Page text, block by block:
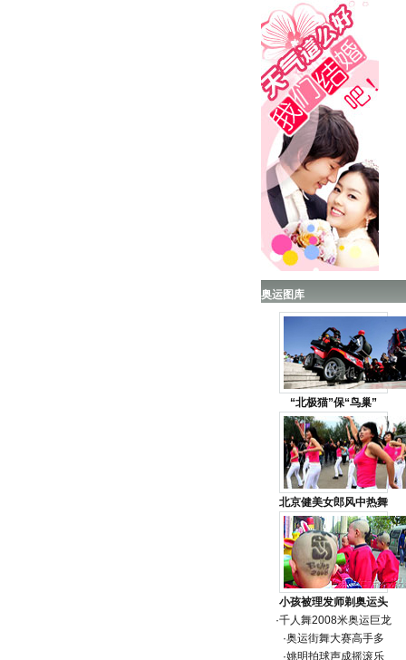
奥运图库
“北极猫”保“鸟巢”
北京健美女郎风中热舞
小孩被理发师剃奥运头
·千人舞2008米奥运巨龙
·奥运街舞大赛高手多
·姚明拍球声成摇滚乐